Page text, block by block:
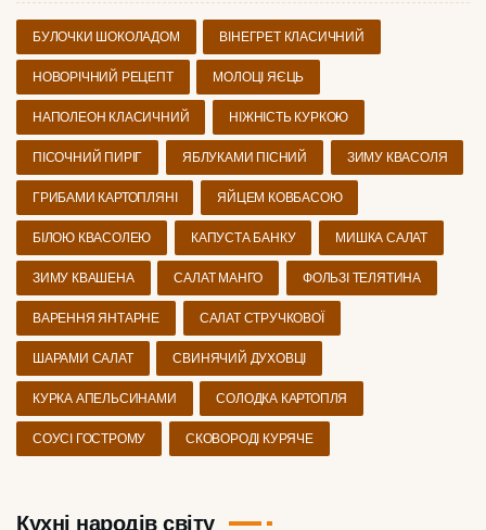
БУЛОЧКИ ШОКОЛАДОМ ВІНЕГРЕТ КЛАСИЧНИЙ
НОВОРІЧНИЙ РЕЦЕПТ МОЛОЦІ ЯЄЦЬ
НАПОЛЕОН КЛАСИЧНИЙ НІЖНІСТЬ КУРКОЮ
ПІСОЧНИЙ ПИРІГ ЯБЛУКАМИ ПІСНИЙ ЗИМУ КВАСОЛЯ
ГРИБАМИ КАРТОПЛЯНІ ЯЙЦЕМ КОВБАСОЮ
БІЛОЮ КВАСОЛЕЮ КАПУСТА БАНКУ МИШКА САЛАТ
ЗИМУ КВАШЕНА САЛАТ МАНГО ФОЛЬЗІ ТЕЛЯТИНА
ВАРЕННЯ ЯНТАРНЕ САЛАТ СТРУЧКОВОЇ
ШАРАМИ САЛАТ СВИНЯЧИЙ ДУХОВЦІ
КУРКА АПЕЛЬСИНАМИ СОЛОДКА КАРТОПЛЯ
СОУСІ ГОСТРОМУ СКОВОРОДІ КУРЯЧЕ
Кухні народів світу